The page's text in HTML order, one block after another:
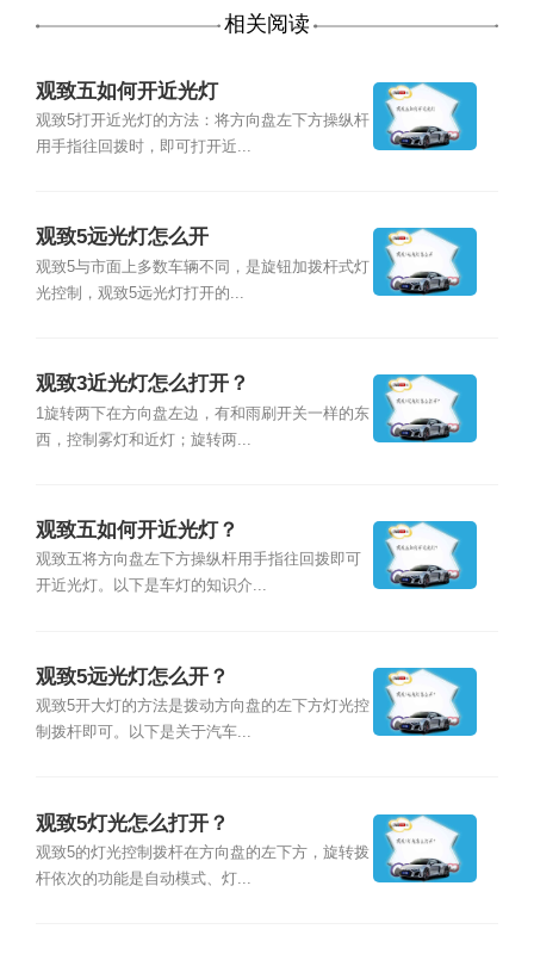
相关阅读
观致五如何开近光灯
观致5打开近光灯的方法：将方向盘左下方操纵杆
用手指往回拨时，即可打开近...
观致5远光灯怎么开
观致5与市面上多数车辆不同，是旋钮加拨杆式灯
光控制，观致5远光灯打开的...
观致3近光灯怎么打开？
1旋转两下在方向盘左边，有和雨刷开关一样的东
西，控制雾灯和近灯；旋转两...
观致五如何开近光灯？
观致五将方向盘左下方操纵杆用手指往回拨即可
开近光灯。以下是车灯的知识介...
观致5远光灯怎么开？
观致5开大灯的方法是拨动方向盘的左下方灯光控
制拨杆即可。以下是关于汽车...
观致5灯光怎么打开？
观致5的灯光控制拨杆在方向盘的左下方，旋转拨
杆依次的功能是自动模式、灯...